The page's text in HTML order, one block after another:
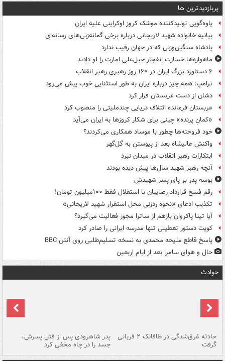
پربازدیدترین ها
یاوه‌گویی تولیدکننده موشک کروز اوکراینی علیه ایران
بیانیه خانواده شهید لاریجانی درباره برخی گمانه‌زنی‌های رسانه‌ای
پادشاه سنگین‌وزنی که در جهان رقیب ندارد
ماهواره‌ها خسارت انفجار جبل‌علی امارت را لو دادند
۶ دستاورد بزرگ ایران در ۱۶۰ روز رهبری رهبر انقلاب
ترامپ: همه چیز درباره ایران به طور استثنایی خوب پیش می‌رود
دشان از دست عربستان فرار کرد
عربستان فرمانده ائتلاف دریایی چندملیتی را منصوب کرد
«کمانِ پرنده» چینی برای شکار کروزها به ایران می‌آید
خود فروخته‌ها چطور با موساد همکاری می‌کردند؟
واکنش عالیشاه بعد از پیوستن به گل‌گهر
ابتکارات رهبر انقلاب در میدان نبرد
آنچه رهبر شهید سال‌ها پیش دیده بودند
بوسه‌ پدر بر پای پسر شهیدش
رقم فسخ قرارداد رضاییان با استقلال فقط ۱۰۰میلیون تومان!
تکذیب ادعای «نحوه ردزنی محل استقرار شهید لاریجانی»
آیا تینا پاکروان بازهم از ساترا مجوز فعالیت می‌گیرد؟
کویت دستور تعطیلی تنها مدرسه ایرانی را صادر کرد
پاسخ قاطع ملیحه محمدی به نسخه تسلیم‌طلبی روی آنتن BBC
حال و هوای سامرا بعد از ایام اربعین
حوادث
حادثه غرق‌شدگی در طاقانک ۲ قربانی
گرفت
پدر شاهرودی پس از قتل پسرش،
جسد را در چاه مخفی کرد